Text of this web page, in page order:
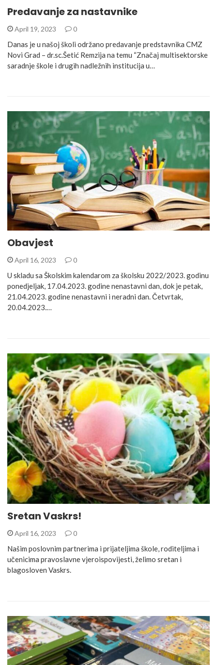
Predavanje za nastavnike
April 19, 2023 0
Danas je u našoj školi održano predavanje predstavnika CMZ
Novi Grad – dr.sc.Šetić Remzija na temu “Značaj multisektorske
saradnje škole i drugih nadležnih institucija u…
Obavjest
April 16, 2023 0
U skladu sa Školskim kalendarom za školsku 2022/2023. godinu
ponedjeljak, 17.04.2023. godine nenastavni dan, dok je petak,
21.04.2023. godine nenastavni i neradni dan. Četvrtak,
20.04.2023.…
Sretan Vaskrs!
April 16, 2023 0
Našim poslovnim partnerima i prijateljima škole, roditeljima i
učenicima pravoslavne vjeroispovijesti, želimo sretan i
blagosloven Vaskrs.